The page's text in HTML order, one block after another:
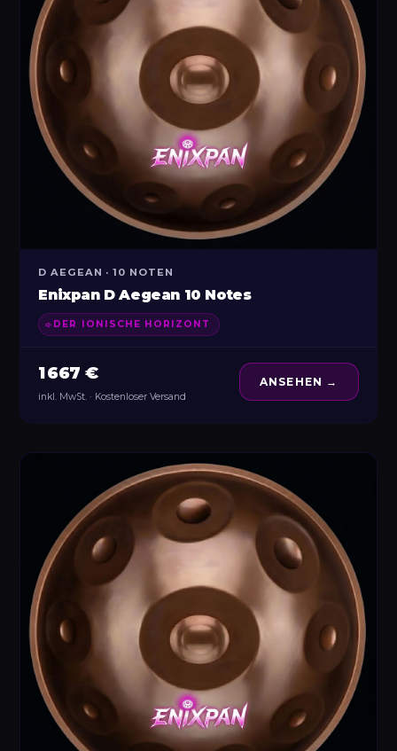
D AEGEAN · 10 NOTEN
Enixpan D Aegean 10 Notes
DER IONISCHE HORIZONT
1 667 €
inkl. MwSt. · Kostenloser Versand
ANSEHEN →